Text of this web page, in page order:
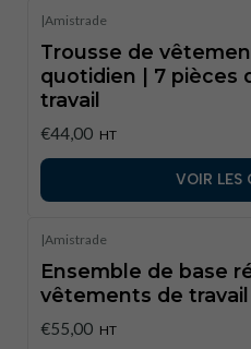
|Amistrade
Trousse de
quotidien | 7 pièces
travail
€44,00 HT
VOIR LES
|Amistrade
Ensemble de base
vêtements de travail
€55,00 HT